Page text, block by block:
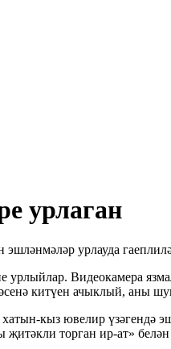
урлаган
урлауда
Видеокамера
китүен ачыклый, аны
кыз ювелир үзәгендә
торган ир-ат»